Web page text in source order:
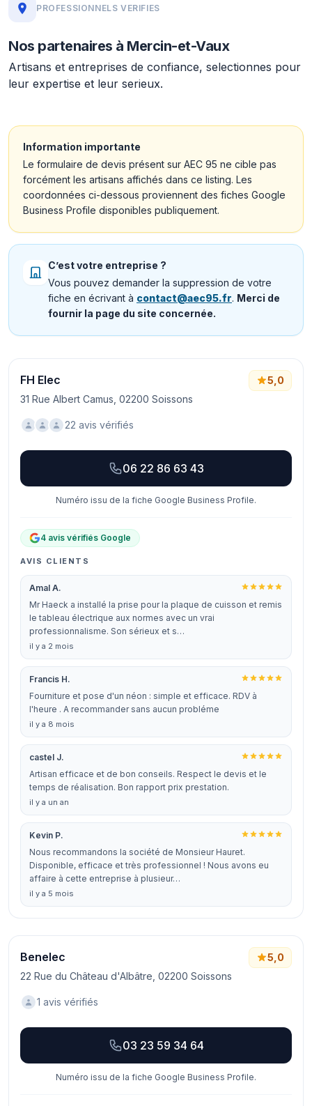
PROFESSIONNELS VERIFIES
Nos partenaires à Mercin-et-Vaux
Artisans et entreprises de confiance, selectionnes pour
leur expertise et leur serieux.
Information importante
Le formulaire de devis présent sur AEC 95 ne cible pas
forcément les artisans affichés dans ce listing. Les
coordonnées ci-dessous proviennent des fiches Google
Business Profile disponibles publiquement.
C’est votre entreprise ?
Vous pouvez demander la suppression de votre
fiche en écrivant à contact@aec95.fr. Merci de
fournir la page du site concernée.
FH Elec
31 Rue Albert Camus, 02200 Soissons
5,0
22 avis vérifiés
06 22 86 63 43
Numéro issu de la fiche Google Business Profile.
4 avis vérifiés Google
AVIS CLIENTS
Amal A.
Mr Haeck a installé la prise pour la plaque de cuisson et remis
le tableau électrique aux normes avec un vrai
professionnalisme. Son sérieux et s…
il y a 2 mois
Francis H.
Fourniture et pose d'un néon : simple et efficace. RDV à
l'heure . A recommander sans aucun probléme
il y a 8 mois
castel J.
Artisan efficace et de bon conseils. Respect le devis et le
temps de réalisation. Bon rapport prix prestation.
il y a un an
Kevin P.
Nous recommandons la société de Monsieur Hauret.
Disponible, efficace et très professionnel ! Nous avons eu
affaire à cette entreprise à plusieur…
il y a 5 mois
Benelec
22 Rue du Château d'Albâtre, 02200 Soissons
5,0
1 avis vérifiés
03 23 59 34 64
Numéro issu de la fiche Google Business Profile.